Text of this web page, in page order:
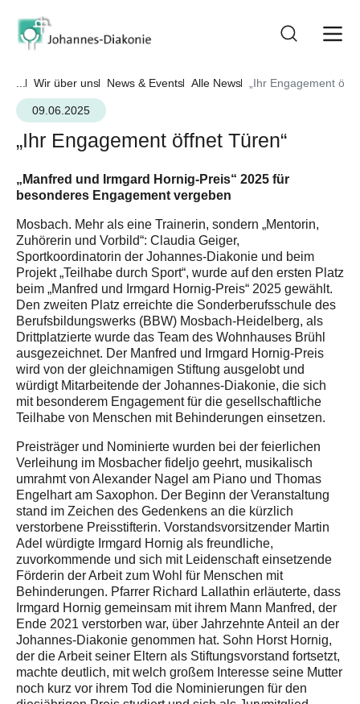
... Wir über uns News & Events Alle News „Ihr Engagement
09.06.2025
„Ihr Engagement öffnet Türen“
„Manfred und Irmgard Hornig-Preis“ 2025 für
besonderes Engagement vergeben
Mosbach. Mehr als eine Trainerin, sondern „Mentorin,
Zuhörerin und Vorbild“: Claudia Geiger,
Sportkoordinatorin der Johannes-Diakonie und beim
Projekt „Teilhabe durch Sport“, wurde auf den ersten Platz
beim „Manfred und Irmgard Hornig-Preis“ 2025 gewählt.
Den zweiten Platz erreichte die Sonderberufsschule des
Berufsbildungswerks (BBW) Mosbach-Heidelberg, als
Drittplatzierte wurde das Team des Wohnhauses Brühl
ausgezeichnet. Der Manfred und Irmgard Hornig-Preis
wird von der gleichnamigen Stiftung ausgelobt und
würdigt Mitarbeitende der Johannes-Diakonie, die sich
mit besonderem Engagement für die gesellschaftliche
Teilhabe von Menschen mit Behinderungen einsetzen.
Preisträger und Nominierte wurden bei der feierlichen
Verleihung im Mosbacher fideljo geehrt, musikalisch
umrahmt von Alexander Nagel am Piano und Thomas
Engelhart am Saxophon. Der Beginn der Veranstaltung
stand im Zeichen des Gedenkens an die kürzlich
verstorbene Preisstifterin. Vorstandsvorsitzender Martin
Adel würdigte Irmgard Hornig als freundliche,
zuvorkommende und sich mit Leidenschaft einsetzende
Förderin der Arbeit zum Wohl für Menschen mit
Behinderungen. Pfarrer Richard Lallathin erläuterte, dass
Irmgard Hornig gemeinsam mit ihrem Mann Manfred, der
Ende 2021 verstorben war, über Jahrzehnte Anteil an der
Johannes-Diakonie genommen hat. Sohn Horst Hornig,
der die Arbeit seiner Eltern als Stiftungsvorstand fortsetzt,
machte deutlich, mit welch großem Interesse seine Mutter
noch kurz vor ihrem Tod die Nominierungen für den